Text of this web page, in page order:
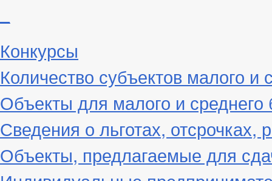
Конкурсы
Количество субъектов малого и
Объекты для малого и среднего
Сведения о льготах, отсрочках,
Объекты, предлагаемые для